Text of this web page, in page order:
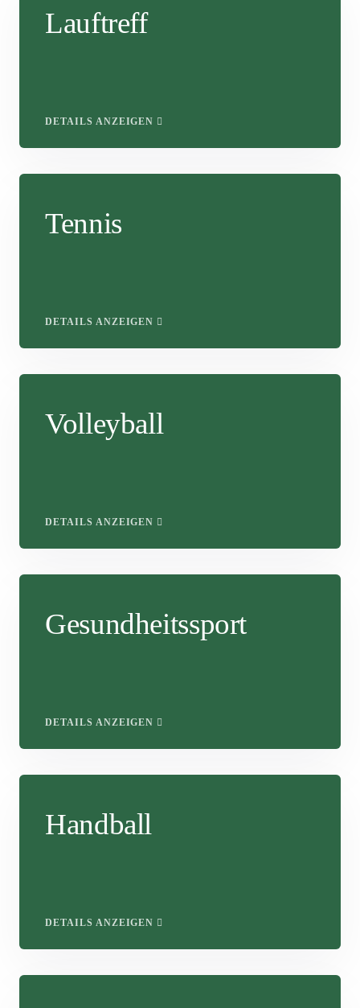
Lauftreff
DETAILS ANZEIGEN
Tennis
DETAILS ANZEIGEN
Volleyball
DETAILS ANZEIGEN
Gesundheitssport
DETAILS ANZEIGEN
Handball
DETAILS ANZEIGEN